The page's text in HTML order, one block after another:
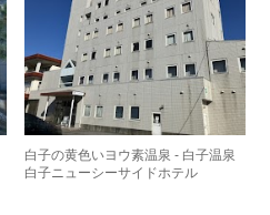
白子の黄色いヨウ素温泉 - 白子温泉
白子ニューシーサイドホテル